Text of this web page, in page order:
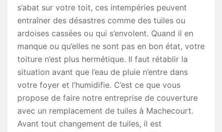
s’abat sur votre toit, ces intempéries peuvent
entraîner des désastres comme des tuiles ou
ardoises cassées ou qui s’envolent. Quand il en
manque ou qu’elles ne sont pas en bon état, votre
toiture n’est plus hermétique. Il faut rétablir la
situation avant que l’eau de pluie n’entre dans
votre foyer et l’humidifie. C’est ce que vous
propose de faire notre entreprise de couverture
avec un remplacement de tuiles à Machecourt.
Avant tout changement de tuiles, il est